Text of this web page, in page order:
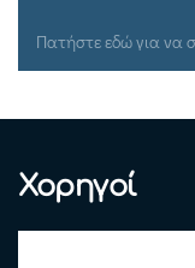
Πατήστε εδώ για να
Χορηγοί